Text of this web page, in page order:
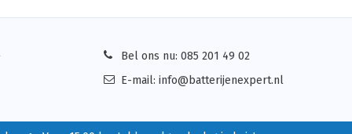
Bel ons nu: 085 201 49 02
E-mail: info@batterijenexpert.nl